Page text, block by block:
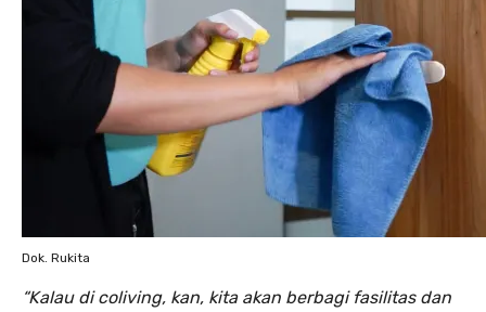
Dok. Rukita
“Kalau di coliving, kan, kita akan berbagi fasilitas dan